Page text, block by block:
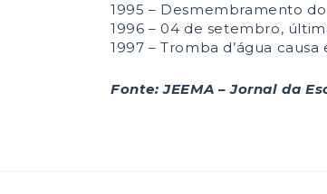
1995 – Desmembramento
1996 – 04 de setembro,
1997 – Tromba d’água
Fonte: JEEMA – Jornal da